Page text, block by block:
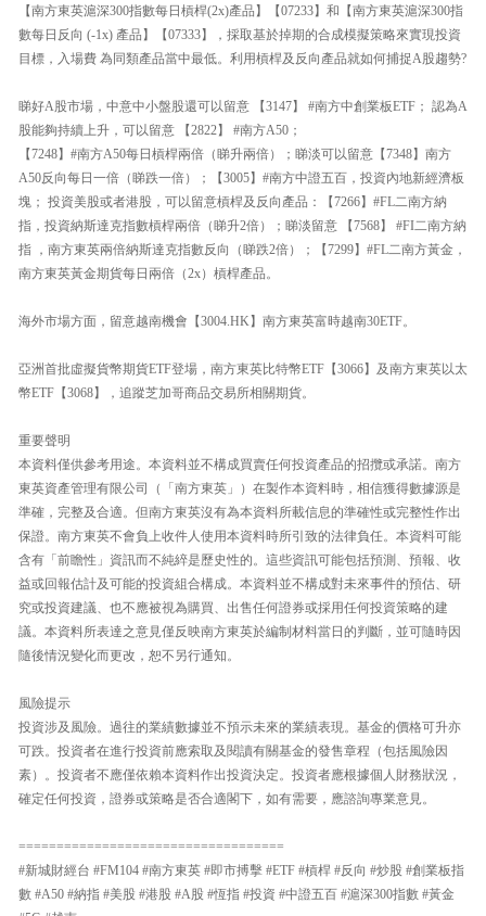
【南方東英滬深300指數每日槓桿(2x)產品】【07233】和【南方東英滬深300指
數每日反向 (-1x) 產品】【07333】，採取基於掉期的合成模擬策略來實現投資
目標，入場費 為同類產品當中最低。利用槓桿及反向產品就如何捕捉A股趨勢?
睇好A股市場，中意中小盤股還可以留意 【3147】 #南方中創業板ETF； 認為A
股能夠持續上升，可以留意 【2822】 #南方A50；
【7248】#南方A50每日槓桿兩倍（睇升兩倍）；睇淡可以留意【7348】南方
A50反向每日一倍（睇跌一倍）；【3005】#南方中證五百，投資內地新經濟板
塊； 投資美股或者港股，可以留意槓桿及反向產品：【7266】#FL二南方納
指，投資納斯達克指數槓桿兩倍（睇升2倍）；睇淡留意 【7568】 #FI二南方納
指 ，南方東英兩倍納斯達克指數反向（睇跌2倍）；【7299】#FL二南方黃金，
南方東英黃金期貨每日兩倍（2x）槓桿產品。
海外市場方面，留意越南機會【3004.HK】南方東英富時越南30ETF。
亞洲首批虛擬貨幣期貨ETF登場，南方東英比特幣ETF【3066】及南方東英以太
幣ETF【3068】，追蹤芝加哥商品交易所相關期貨。
重要聲明
本資料僅供參考用途。本資料並不構成買賣任何投資產品的招攬或承諾。南方
東英資產管理有限公司（「南方東英」）在製作本資料時，相信獲得數據源是
準確，完整及合適。但南方東英沒有為本資料所載信息的準確性或完整性作出
保證。南方東英不會負上收件人使用本資料時所引致的法律負任。本資料可能
含有「前瞻性」資訊而不純綷是歷史性的。這些資訊可能包括預測、預報、收
益或回報估計及可能的投資組合構成。本資料並不構成對未來事件的預估、研
究或投資建議、也不應被視為購買、出售任何證券或採用任何投資策略的建
議。本資料所表達之意見僅反映南方東英於編制材料當日的判斷，並可隨時因
隨後情況變化而更改，恕不另行通知。
風險提示
投資涉及風險。過往的業績數據並不預示未來的業績表現。基金的價格可升亦
可跌。投資者在進行投資前應索取及閱讀有關基金的發售章程（包括風險因
素）。投資者不應僅依賴本資料作出投資決定。投資者應根據個人財務狀況，
確定任何投資，證券或策略是否合適閣下，如有需要，應諮詢專業意見。
===================================
#新城財經台 #FM104 #南方東英 #即市搏擊 #ETF #槓桿 #反向 #炒股 #創業板指
數 #A50 #納指 #美股 #港股 #A股 #恆指 #投資 #中證五百 #滬深300指數 #黃金